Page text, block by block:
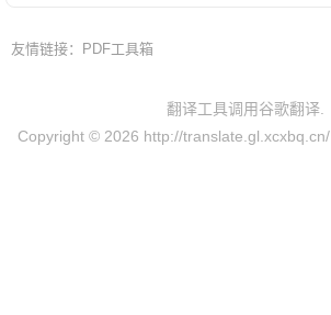
友情链接： PDF工具箱
翻译工具调用谷歌翻译.
Copyright © 2026 http://translate.gl.xcxbq.cn/